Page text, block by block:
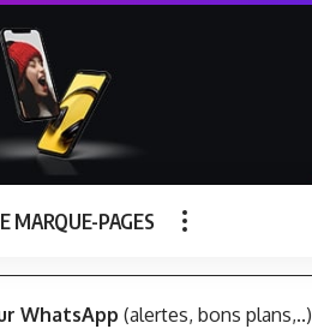
MARQUE-PAGES
WhatsApp (alertes, bons plans,..)